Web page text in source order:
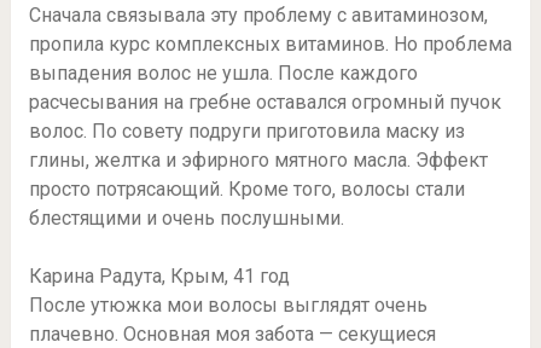
Сначала связывала эту проблему с авитаминозом,
пропила курс комплексных витаминов. Но проблема
выпадения волос не ушла. После каждого
расчесывания на гребне оставался огромный пучок
волос. По совету подруги приготовила маску из
глины, желтка и эфирного мятного масла. Эффект
просто потрясающий. Кроме того, волосы стали
блестящими и очень послушными.
Карина Радута, Крым, 41 год
После утюжка мои волосы выглядят очень
плачевно. Основная моя забота — секущиеся